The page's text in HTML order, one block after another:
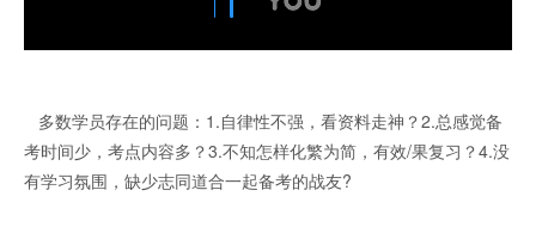
多数学员存在的问题：1.自律性不强，看资料走神？2.总感觉备
考时间少，考点内容多？3.不知怎样化繁为简，有效/果复习？4.没
有学习氛围，缺少志同道合一起备考的战友?